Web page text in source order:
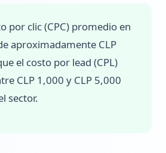
por clic (CPC) promedio en
aproximadamente CLP
el costo por lead (CPL)
CLP 1,000 y CLP 5,000
sector.